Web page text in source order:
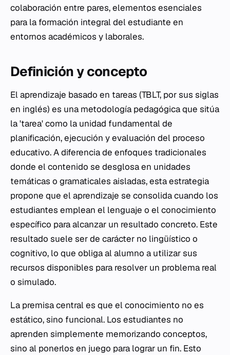
colaboración entre pares, elementos esenciales
para la formación integral del estudiante en
entornos académicos y laborales.
Definición y concepto
El aprendizaje basado en tareas (TBLT, por sus siglas
en inglés) es una metodología pedagógica que sitúa
la 'tarea' como la unidad fundamental de
planificación, ejecución y evaluación del proceso
educativo. A diferencia de enfoques tradicionales
donde el contenido se desglosa en unidades
temáticas o gramaticales aisladas, esta estrategia
propone que el aprendizaje se consolida cuando los
estudiantes emplean el lenguaje o el conocimiento
específico para alcanzar un resultado concreto. Este
resultado suele ser de carácter no lingüístico o
cognitivo, lo que obliga al alumno a utilizar sus
recursos disponibles para resolver un problema real
o simulado.
La premisa central es que el conocimiento no es
estático, sino funcional. Los estudiantes no
aprenden simplemente memorizando conceptos,
sino al ponerlos en juego para lograr un fin. Esto